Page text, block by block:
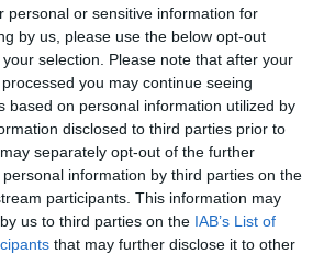
personal or sensitive information for
by us, please use the below opt-out
selection. Please note that after your
you may continue seeing
based on personal information utilized by
disclosed to third parties prior to
separately opt-out of the further
information by third parties on the
participants. This information may
us to third parties on the IAB’s List of
that may further disclose it to other
και με ηλεκτροστατική βαφή
= 15x15cm
4 FEMALE BSP και έξοδος ανέμης 1/2
για ευκολία στην τοποθέτηση του
ανέμη
σε δίκτυα έως 400 Bar με χρήση
σε δίκτυα πλυστικών με
έως 150°C με χρήση των κατάλληλων
1/4 R2 ΕΩΣ 15 ΜΕΤΡΑ
3/8 R1 ΕΩΣ 15 ΜΕΤΡΑ